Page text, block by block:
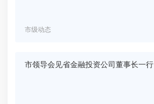
市级动态
市领导会见省金融投资公司董事长一行